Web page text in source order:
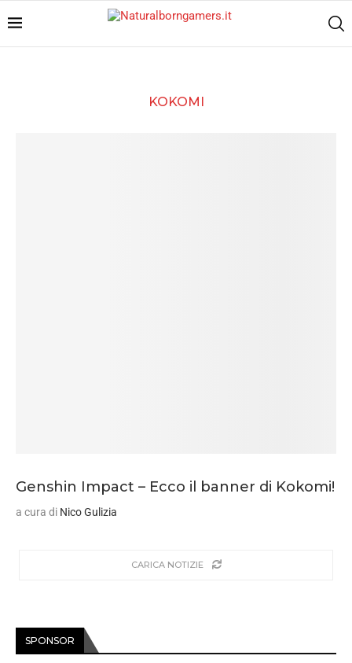
KOKOMI
Genshin Impact – Ecco il banner di Kokomi!
a cura di Nico Gulizia
CARICA NOTIZIE
SPONSOR